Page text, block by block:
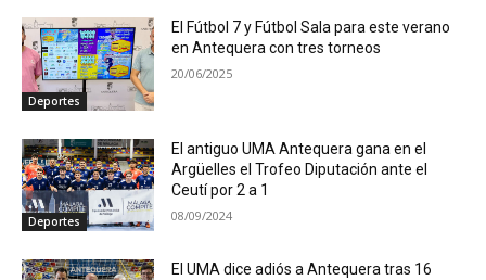
Deportes
El Fútbol 7 y Fútbol Sala para este verano
en Antequera con tres torneos
20/06/2025
Deportes
El antiguo UMA Antequera gana en el
Argüelles el Trofeo Diputación ante el
Ceutí por 2 a 1
08/09/2024
El UMA dice adiós a Antequera tras 16